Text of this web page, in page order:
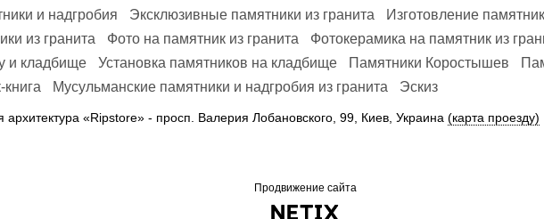
и надгробия
Эксклюзивные памятники из гранита
Изготовление
из гранита
Фото на памятник из гранита Фотокерамика на памятник из
и кладбище
Установка памятников на кладбище Памятники Коростышев
Мусульманские памятники и надгробия из гранита Эскиз
«Ripstore» - просп. Валерия Лобановского, 99, Киев, Украина (карта проезду)
Продвижение сайта